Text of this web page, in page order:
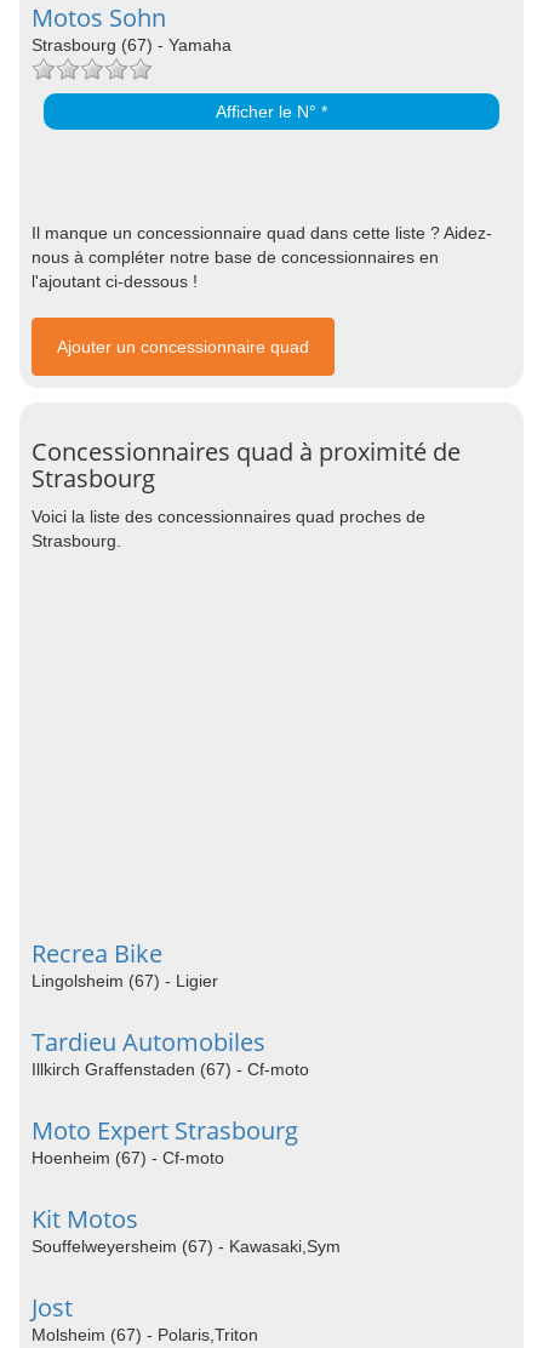
Motos Sohn
Strasbourg (67) - Yamaha
Afficher le N° *
Il manque un concessionnaire quad dans cette liste ? Aidez-
nous à compléter notre base de concessionnaires en
l'ajoutant ci-dessous !
Ajouter un concessionnaire quad
Concessionnaires quad à proximité de
Strasbourg
Voici la liste des concessionnaires quad proches de
Strasbourg.
Recrea Bike
Lingolsheim (67) - Ligier
Tardieu Automobiles
Illkirch Graffenstaden (67) - Cf-moto
Moto Expert Strasbourg
Hoenheim (67) - Cf-moto
Kit Motos
Souffelweyersheim (67) - Kawasaki,Sym
Jost
Molsheim (67) - Polaris,Triton